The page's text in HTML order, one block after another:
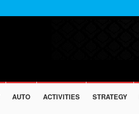
AUTO ACTIVITIES STRATEGY